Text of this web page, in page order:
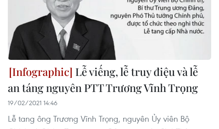
Lễ viếng, lễ truy điệu và lễ
an táng nguyên PTT Trương Vĩnh Trọng
19/02/2021 14:46
Lễ tang ông Trương Vĩnh Trọng, nguyên Ủy viên Bộ